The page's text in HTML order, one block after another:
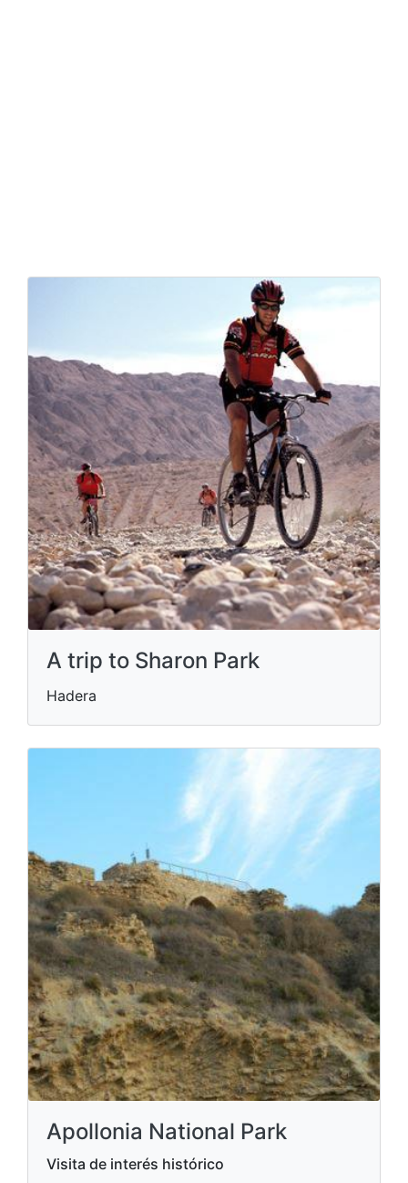
A trip to Sharon Park
Hadera
Apollonia National Park
Visita de interés histórico